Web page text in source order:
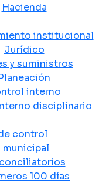
Hacienda
institucional
Jurídico
y suministros
interno
disciplinario
control
municipal
100 días